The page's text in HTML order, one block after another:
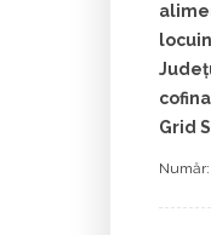
Grid
Număr: